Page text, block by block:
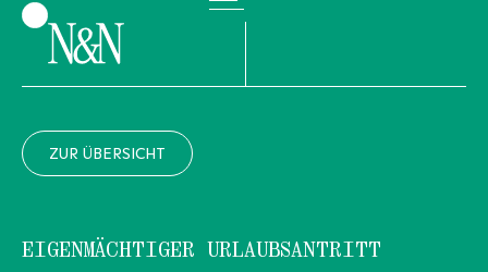
ZUR ÜBERSICHT
EIGENMÄCHTIGER URLAUBSANTRITT